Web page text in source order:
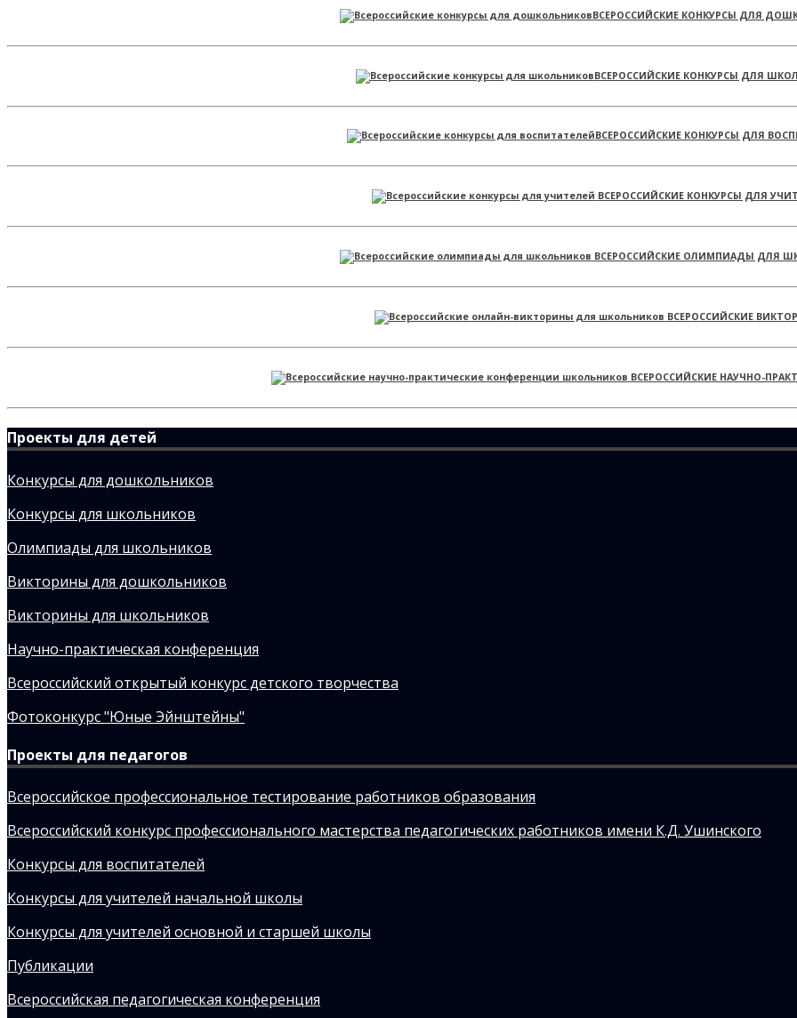
ВСЕРОССИЙСКИЕ КОНКУРСЫ ДЛЯ
ВСЕРОССИЙСКИЕ КОНКУРСЫ ДЛЯ
ВСЕРОССИЙСКИЕ КОНКУРСЫ ДЛЯ
ВСЕРОССИЙСКИЕ КОНКУРСЫ ДЛЯ
ВСЕРОССИЙСКИЕ ОЛИМПИАДЫ ДЛЯ
ВСЕРОССИЙСКИЕ
ВСЕРОССИЙСКИЕ НАУЧНО-
Проекты для детей
Конкурсы для дошкольников
Конкурсы для школьников
Олимпиады для школьников
Викторины для дошкольников
Викторины для школьников
Научно-практическая конференция
Всероссийский открытый конкурс детского творчества
Фотоконкурс "Юные Эйнштейны"
Проекты для педагогов
Всероссийское профессиональное тестирование работников образования
Всероссийский конкурс профессионального мастерства педагогических работников имени К.Д. Ушинского
Конкурсы для воспитателей
Конкурсы для учителей начальной школы
Конкурсы для учителей основной и старшей школы
Публикации
Всероссийская педагогическая конференция